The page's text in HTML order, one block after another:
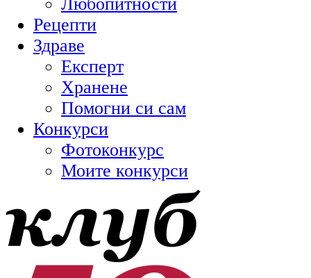
Рецепти
Здраве
Експерт
Хранене
Помогни си сам
Конкурси
Фотоконкурс
Моите конкурси